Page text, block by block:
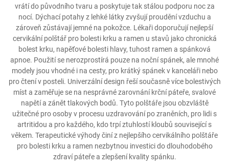
vrátí do původního tvaru a poskytuje tak stálou podporu noc za
nocí. Dýchací potahy z lehké látky zvyšují proudění vzduchu a
zároveň zůstávají jemné na pokožce. Lékaři doporučují nejlepší
cervikální polštář pro bolesti krku a ramen u stavů jako chronická
bolest krku, napěťové bolesti hlavy, tuhost ramen a spánková
apnoe. Použití se nerozprostírá pouze na noční spánek, ale mnohé
modely jsou vhodné i na cesty, pro krátký spánek v kanceláři nebo
pro čtení v posteli. Univerzální design řeší současně více bolestivých
míst a zaměřuje se na nesprávné zarovnání krční páteře, svalové
napětí a zánět tlakových bodů. Tyto polštáře jsou obzvláště
užitečné pro osoby v procesu uzdravování po zraněních, pro lidi s
artritidou a pro každého, kdo trpí ztuhlostí kloubů související s
věkem. Terapeutické výhody činí z nejlepšího cervikálního polštáře
pro bolesti krku a ramen nezbytnou investici do dlouhodobého
zdraví páteře a zlepšení kvality spánku.